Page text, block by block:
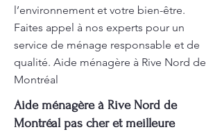
l’environnement et votre bien-être.
Faites appel à nos experts pour un
service de ménage responsable et de
qualité. Aide ménagère à Rive Nord de
Montréal
Aide ménagère à Rive Nord de
Montréal pas cher et meilleure